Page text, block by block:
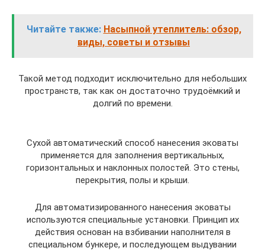
Читайте также: Насыпной утеплитель: обзор,
виды, советы и отзывы
Такой метод подходит исключительно для небольших
пространств, так как он достаточно трудоёмкий и
долгий по времени.
Сухой автоматический способ нанесения эковаты
применяется для заполнения вертикальных,
горизонтальных и наклонных полостей. Это стены,
перекрытия, полы и крыши.
Для автоматизированного нанесения эковаты
используются специальные установки. Принцип их
действия основан на взбивании наполнителя в
специальном бункере, и последующем выдувании